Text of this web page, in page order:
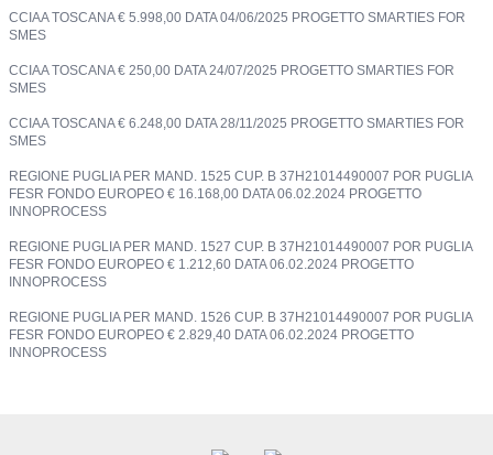
CCIAA TOSCANA € 5.998,00 DATA 04/06/2025 PROGETTO SMARTIES FOR
SMES
CCIAA TOSCANA € 250,00 DATA 24/07/2025 PROGETTO SMARTIES FOR
SMES
CCIAA TOSCANA € 6.248,00 DATA 28/11/2025 PROGETTO SMARTIES FOR
SMES
REGIONE PUGLIA PER MAND. 1525 CUP. B 37H21014490007 POR PUGLIA
FESR FONDO EUROPEO € 16.168,00 DATA 06.02.2024 PROGETTO
INNOPROCESS
REGIONE PUGLIA PER MAND. 1527 CUP. B 37H21014490007 POR PUGLIA
FESR FONDO EUROPEO € 1.212,60 DATA 06.02.2024 PROGETTO
INNOPROCESS
REGIONE PUGLIA PER MAND. 1526 CUP. B 37H21014490007 POR PUGLIA
FESR FONDO EUROPEO € 2.829,40 DATA 06.02.2024 PROGETTO
INNOPROCESS